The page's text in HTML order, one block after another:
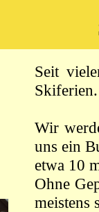
Seit
Wir
uns ein
etwa 10
Ohne
meistens